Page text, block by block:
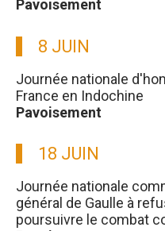
Pavoisement
8 JUIN
Journée nationale
France en Indochine
Pavoisement
18 JUIN
Journée nationale
général de Gaulle à
poursuivre le combat